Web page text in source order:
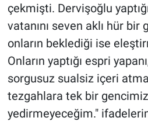
çekmişti. Dervişoğlu
vatanını seven aklı hür bir
onların beklediği ise
Onların yaptığı espri
sorgusuz sualsiz içeri
tezgahlara tek bir
yedirmeyeceğim."